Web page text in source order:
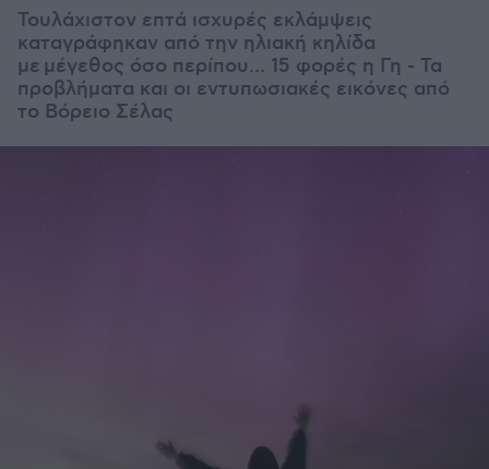
Τουλάχιστον επτά ισχυρές εκλάμψεις
καταγράφηκαν από την ηλιακή κηλίδα
με μέγεθος όσο περίπου… 15 φορές η Γη - Τα
προβλήματα και οι εντυπωσιακές εικόνες από
το Βόρειο Σέλας